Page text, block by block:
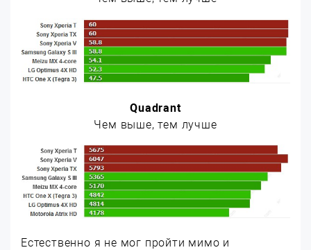
Quadrant
Чем выше, тем лучше
Естественно я не мог пройти мимо и